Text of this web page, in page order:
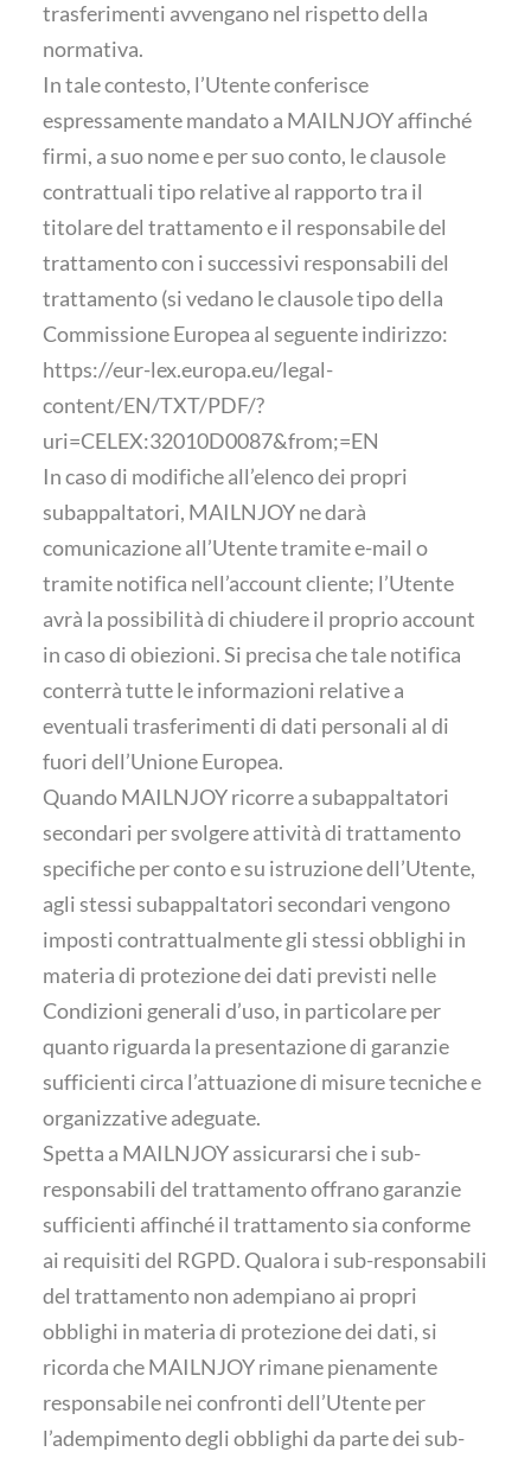
trasferimenti avvengano nel rispetto della
normativa.
In tale contesto, l’Utente conferisce
espressamente mandato a MAILNJOY affinché
firmi, a suo nome e per suo conto, le clausole
contrattuali tipo relative al rapporto tra il
titolare del trattamento e il responsabile del
trattamento con i successivi responsabili del
trattamento (si vedano le clausole tipo della
Commissione Europea al seguente indirizzo:
https://eur-lex.europa.eu/legal-
content/EN/TXT/PDF/?
uri=CELEX:32010D0087&from;=EN
In caso di modifiche all’elenco dei propri
subappaltatori, MAILNJOY ne darà
comunicazione all’Utente tramite e-mail o
tramite notifica nell’account cliente; l’Utente
avrà la possibilità di chiudere il proprio account
in caso di obiezioni. Si precisa che tale notifica
conterrà tutte le informazioni relative a
eventuali trasferimenti di dati personali al di
fuori dell’Unione Europea.
Quando MAILNJOY ricorre a subappaltatori
secondari per svolgere attività di trattamento
specifiche per conto e su istruzione dell’Utente,
agli stessi subappaltatori secondari vengono
imposti contrattualmente gli stessi obblighi in
materia di protezione dei dati previsti nelle
Condizioni generali d’uso, in particolare per
quanto riguarda la presentazione di garanzie
sufficienti circa l’attuazione di misure tecniche e
organizzative adeguate.
Spetta a MAILNJOY assicurarsi che i sub-
responsabili del trattamento offrano garanzie
sufficienti affinché il trattamento sia conforme
ai requisiti del RGPD. Qualora i sub-responsabili
del trattamento non adempiano ai propri
obblighi in materia di protezione dei dati, si
ricorda che MAILNJOY rimane pienamente
responsabile nei confronti dell’Utente per
l’adempimento degli obblighi da parte dei sub-